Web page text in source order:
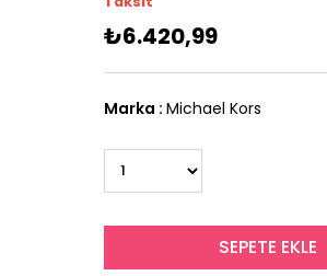
₺6.420,99
Marka : Michael Kors